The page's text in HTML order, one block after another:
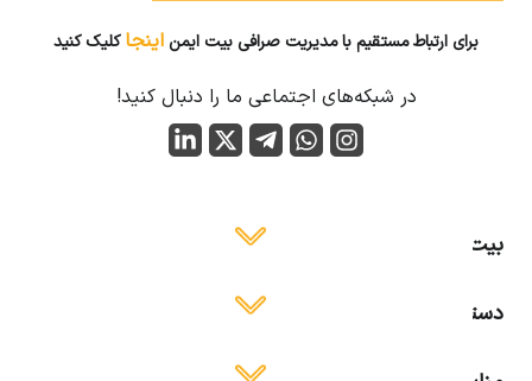
برای ارتباط مستقیم با مدیریت صرافی بیت ایمن اینجاکلیک کنید
در شبکه‌های اجتماعی ما را دنبال کنید!
بیت ایمن
دسترسی آسان